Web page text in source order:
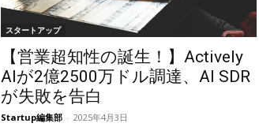
スタートアップ
【営業超知性の誕生！】Actively
AIが2億2500万ドル調達、AI SDR
が失敗を告白
Startup編集部 - 2025年4月3日